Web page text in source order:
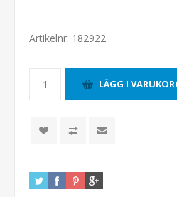
Artikelnr: 182922